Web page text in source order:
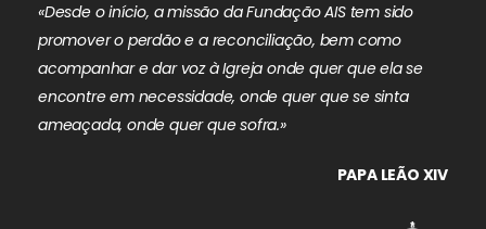
«Desde o início, a missão da Fundação AIS tem sido
promover o perdão e a reconciliação, bem como
acompanhar e dar voz à Igreja onde quer que ela se
encontre em necessidade, onde quer que se sinta
ameaçada, onde quer que sofra.»
PAPA LEÃO XIV